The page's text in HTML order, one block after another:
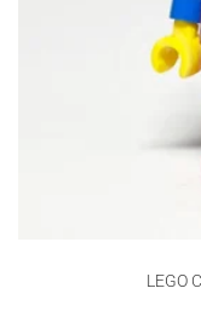
LEGO